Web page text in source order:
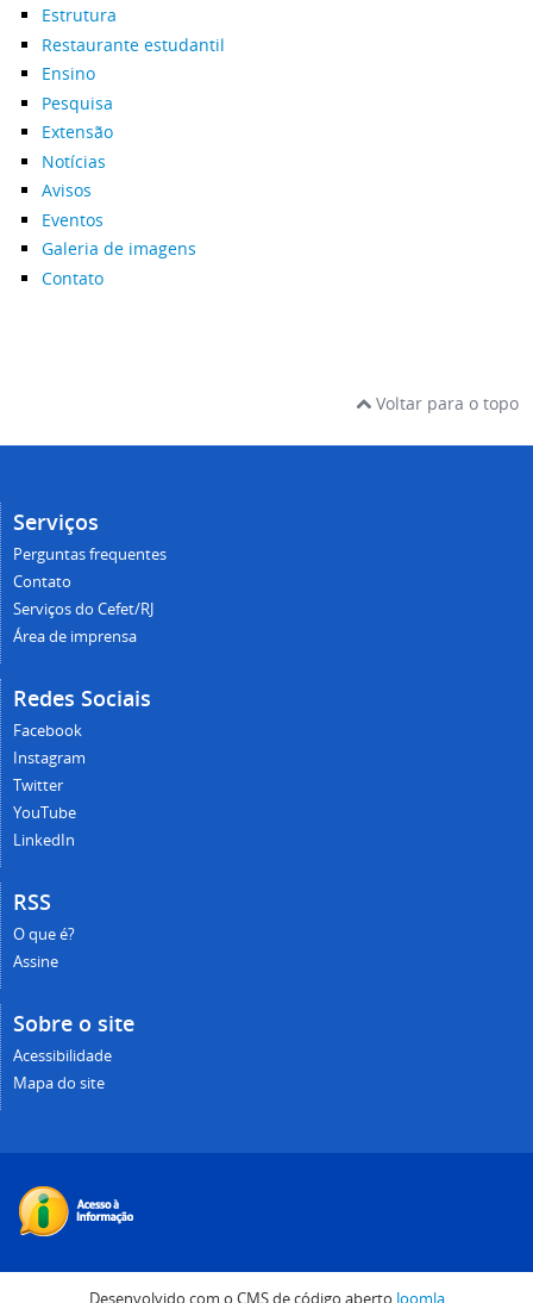
Estrutura
Restaurante estudantil
Ensino
Pesquisa
Extensão
Notícias
Avisos
Eventos
Galeria de imagens
Contato
Voltar para o topo
Serviços
Perguntas frequentes
Contato
Serviços do Cefet/RJ
Área de imprensa
Redes Sociais
Facebook
Instagram
Twitter
YouTube
LinkedIn
RSS
O que é?
Assine
Sobre o site
Acessibilidade
Mapa do site
Desenvolvido com o CMS de código aberto Joomla